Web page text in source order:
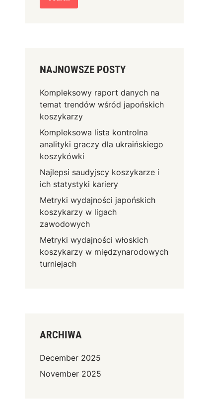
NAJNOWSZE POSTY
Kompleksowy raport danych na
temat trendów wśród japońskich
koszykarzy
Kompleksowa lista kontrolna
analityki graczy dla ukraińskiego
koszykówki
Najlepsi saudyjscy koszykarze i
ich statystyki kariery
Metryki wydajności japońskich
koszykarzy w ligach
zawodowych
Metryki wydajności włoskich
koszykarzy w międzynarodowych
turniejach
ARCHIWA
December 2025
November 2025